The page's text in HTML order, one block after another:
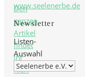
Den
ganzen
Artikel
findet
ihr
hier:
www.seelenerbe.de
Newsletter
Listen-
Auswahl